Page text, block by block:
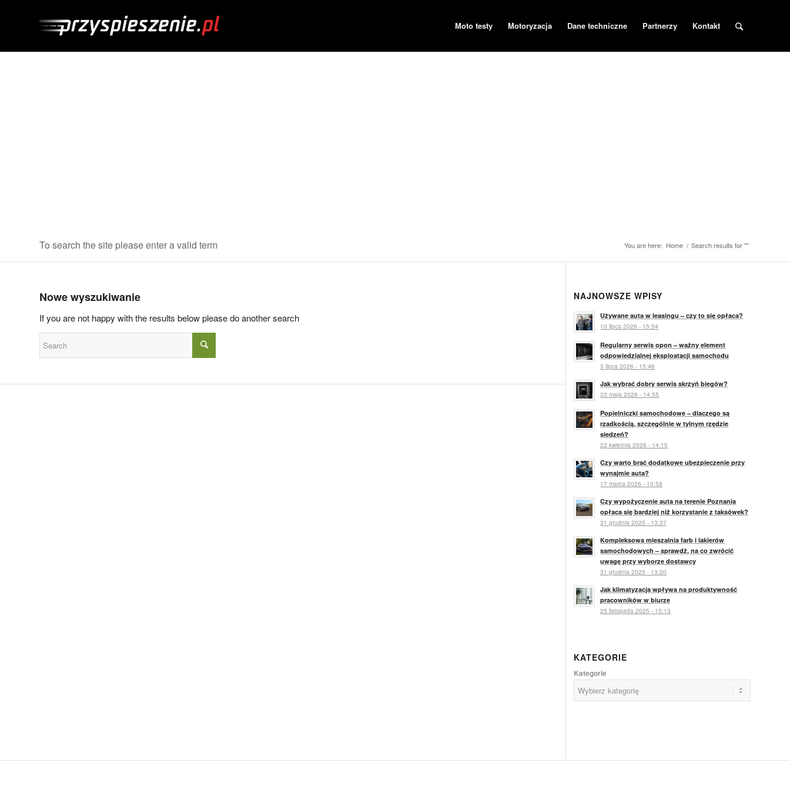
Moto testy Motoryzacja Dane techniczne Partnerzy Kontakt
To search the site please enter a valid term You are here: Home / Search results for ""
Nowe wyszukiwanie
If you are not happy with the results below please do another search
NAJNOWSZE WPISY
Używane auta w leasingu – czy to się opłaca?
10 lipca 2026 - 15:54
Regularny serwis opon – ważny element
odpowiedzialnej eksploatacji samochodu
3 lipca 2026 - 15:46
Jak wybrać dobry serwis skrzyń biegów?
23 maja 2026 - 14:55
Popielniczki samochodowe – dlaczego są
rzadkością, szczególnie w tylnym rzędzie
siedzeń?
22 kwietnia 2026 - 14:15
Czy warto brać dodatkowe ubezpieczenie przy
wynajmie auta?
17 marca 2026 - 10:58
Czy wypożyczenie auta na terenie Poznania
opłaca się bardziej niż korzystanie z taksówek?
31 grudnia 2025 - 13:37
Kompleksowa mieszalnia farb i lakierów
samochodowych – sprawdź, na co zwrócić
uwagę przy wyborze dostawcy
31 grudnia 2025 - 13:20
Jak klimatyzacja wpływa na produktywność
pracowników w biurze
25 listopada 2025 - 15:13
KATEGORIE
Kategorie